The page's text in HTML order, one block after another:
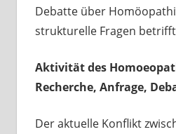
Debatte über
strukturelle Fragen
Aktivität des
Recherche, Anfrage,
Der aktuelle Konflikt